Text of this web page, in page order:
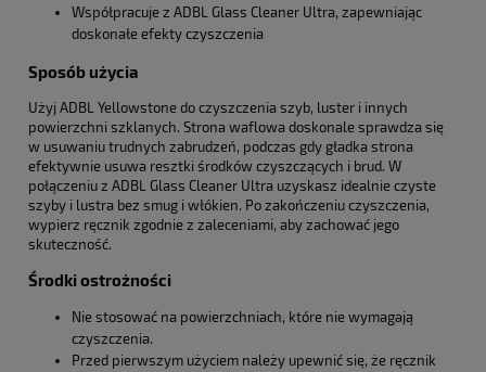
Współpracuje z ADBL Glass Cleaner Ultra, zapewniając
doskonałe efekty czyszczenia
Sposób użycia
Użyj ADBL Yellowstone do czyszczenia szyb, luster i innych
powierzchni szklanych. Strona waflowa doskonale sprawdza się
w usuwaniu trudnych zabrudzeń, podczas gdy gładka strona
efektywnie usuwa resztki środków czyszczących i brud. W
połączeniu z ADBL Glass Cleaner Ultra uzyskasz idealnie czyste
szyby i lustra bez smug i włókien. Po zakończeniu czyszczenia,
wypierz ręcznik zgodnie z zaleceniami, aby zachować jego
skuteczność.
Środki ostrożności
Nie stosować na powierzchniach, które nie wymagają
czyszczenia.
Przed pierwszym użyciem należy upewnić się, że ręcznik